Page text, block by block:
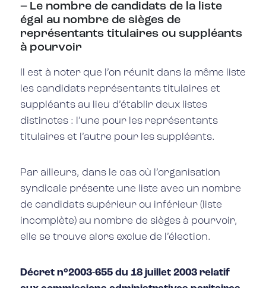
– Le nombre de candidats de la liste
égal au nombre de sièges de
représentants titulaires ou suppléants
à pourvoir
Il est à noter que l’on réunit dans la même liste
les candidats représentants titulaires et
suppléants au lieu d’établir deux listes
distinctes : l’une pour les représentants
titulaires et l’autre pour les suppléants.
Par ailleurs, dans le cas où l’organisation
syndicale présente une liste avec un nombre
de candidats supérieur ou inférieur (liste
incomplète) au nombre de sièges à pourvoir,
elle se trouve alors exclue de l’élection.
Décret n°2003-655 du 18 juillet 2003 relatif